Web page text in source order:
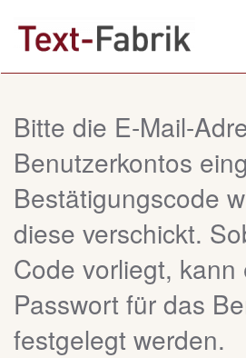
Zum Hauptinhalt springen
Bitte die E-Mail-
Benutzerkontos
Bestätigungscode
diese verschickt.
Code vorliegt, kann
Passwort für das
festgelegt werden.